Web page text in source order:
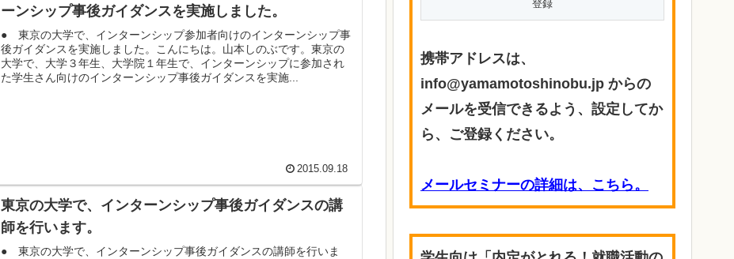
ーンシップ事後ガイダンスを実施しました。
● 東京の大学で、インターンシップ参加者向けのインターンシップ事
後ガイダンスを実施しました。こんにちは。山本しのぶです。東京の
大学で、大学３年生、大学院１年生で、インターンシップに参加され
た学生さん向けのインターンシップ事後ガイダンスを実施...
2015.09.18
東京の大学で、インターンシップ事後ガイダンスの講
師を行います。
● 東京の大学で、インターンシップ事後ガイダンスの講師を行いま
携帯アドレスは、
info@yamamotoshinobu.jp からの
メールを受信できるよう、設定してか
ら、ご登録ください。
メールセミナーの詳細は、こちら。